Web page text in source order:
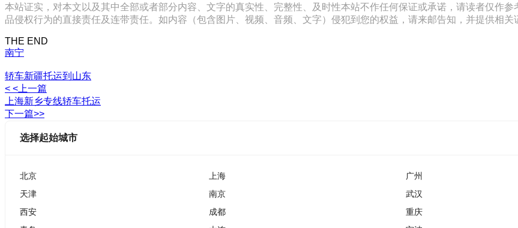
本站证实，对本文以及其中全部或者部分内容、文字的真实性、完整性、及时性本站不作任何保证或承诺，请读者仅作
品侵权行为的直接责任及连带责任。如内容（包含图片、视频、音频、文字）侵犯到您的权益，请来邮告知，并提供相
THE END
南宁
轿车新疆托运到山东
< <上一篇
上海新乡专线轿车托运
下一篇>>
选择起始城市
北京 上海 广州
天津
南京 武汉
西安
成都 重庆